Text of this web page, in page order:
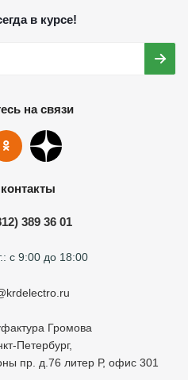
в курсе!
на связи
389 36 01
с 9:00 до 18:00
Громова
Петербург,
пр. д.76 литер Р, офис 301